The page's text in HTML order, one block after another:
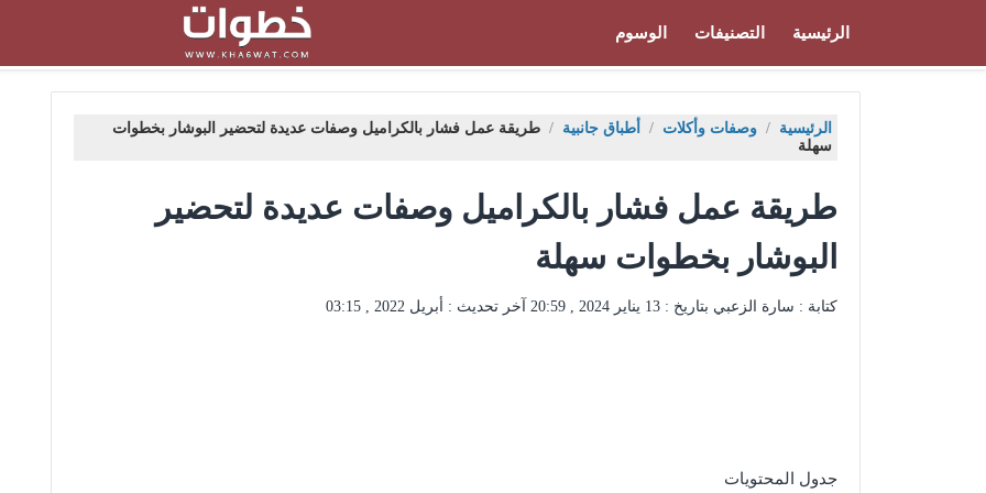
الرئيسية التصنيفات الوسوم
الرئيسية / وصفات وأكلات / أطباق جانبية / طريقة عمل فشار بالكراميل وصفات عديدة لتحضير البوشار بخطوات
سهلة
طريقة عمل فشار بالكراميل وصفات عديدة لتحضير
البوشار بخطوات سهلة
كتابة : سارة الزعبي بتاريخ : 13 يناير 2024 , 20:59 آخر تحديث : أبريل 2022 , 03:15
جدول المحتويات